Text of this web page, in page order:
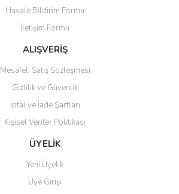
Havale Bildirim Formu
İletişim Formu
ALIŞVERİŞ
Mesafeli Satış Sözleşmesi
Gizlilik ve Güvenlik
İptal ve İade Şartları
Kişisel Veriler Politikası
ÜYELİK
Yeni Üyelik
Üye Girişi